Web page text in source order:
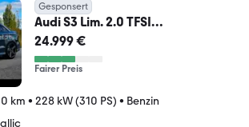
Gesponsert
Audi S3 Lim. 2.0 TFSI
quattro*REMUS*DIGI*KEYLESS*P
DC*
24.999 €
Fairer Preis
km • 228 kW (310 PS) • Benzin